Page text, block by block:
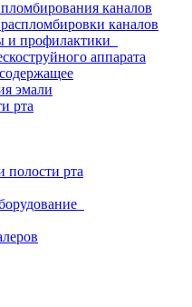
каналов
каналов
и профилактики
аппарата
эмали
рта
полости рта